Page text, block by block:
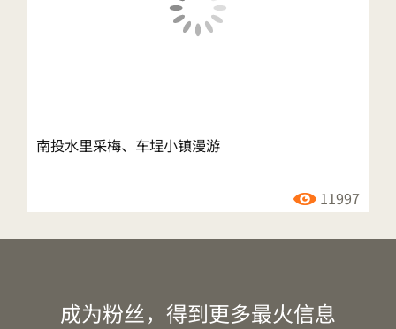
南投水里采梅、车埕小镇漫游
11997
成为粉丝，得到更多最火信息